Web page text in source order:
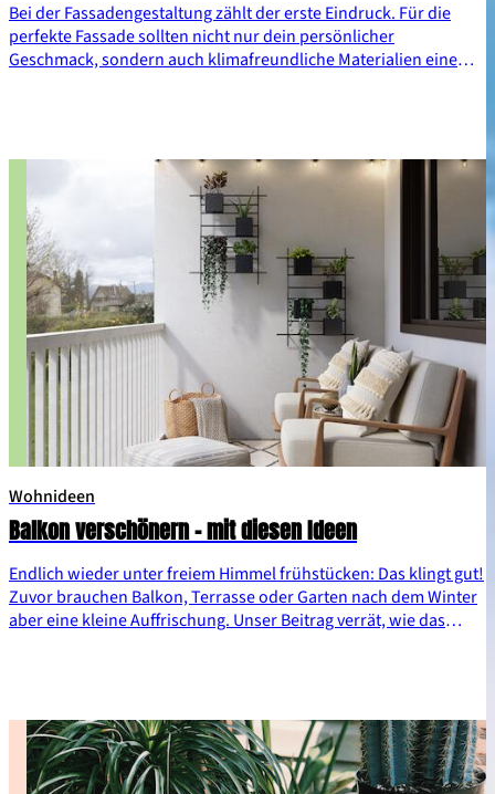
Bei der Fassadengestaltung zählt der erste Eindruck. Für die
perfekte Fassade sollten nicht nur dein persönlicher
Geschmack, sondern auch klimafreundliche Materialien eine
Wohnideen
Balkon verschönern - mit diesen Ideen
Endlich wieder unter freiem Himmel frühstücken: Das klingt gut!
Zuvor brauchen Balkon, Terrasse oder Garten nach dem Winter
aber eine kleine Auffrischung. Unser Beitrag verrät, wie das